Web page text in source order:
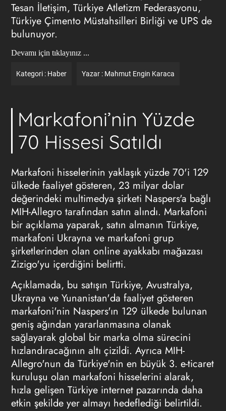
Tesan İletişim, Türkiye Atletizm Federasyonu,
Türkiye Çimento Müstahsilleri Birliği ve UPS de
bulunuyor.
Devamı için tıklayınız ...
Kategori : Haber Yazar : Mahmut Engin Karaca
Markafoni’nin Yüzde
70 Hissesi Satıldı
Markafoni hisselerinin yaklaşık yüzde 70'i 129
ülkede faaliyet gösteren, 23 milyar dolar
değerindeki multimedya şirketi Naspers'a bağlı
MIH-Allegro tarafından satın alındı. Markafoni
bir açıklama yaparak, satın almanın Türkiye,
markafoni Ukrayna ve markafoni grup
şirketlerinden olan online ayakkabı mağazası
Zizigo'yu içerdiğini belirtti.
Açıklamada, bu satışın Türkiye, Avustralya,
Ukrayna ve Yunanistan'da faaliyet gösteren
markafoni'nin Naspers'ın 129 ülkede bulunan
geniş ağından yararlanmasına olanak
sağlayarak global bir marka olma sürecini
hızlandıracağının altı çizildi. Ayrıca MIH-
Allegro'nun da Türkiye'nin en büyük 3. e-ticaret
kuruluşu olan markafoni hisselerini alarak,
hızla gelişen Türkiye internet pazarında daha
etkin şekilde yer almayı hedeflediği belirtildi.